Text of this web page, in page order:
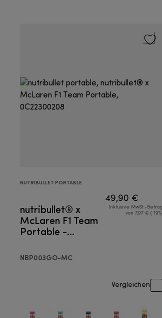
NUTRIBULLET PORTABLE
nutribullet® x
McLaren F1 Team
Portable -
NBP003GO-MC
49,90 €
Inklusive MwSt.-Betrag
von 7,97 € (
Vergleichen